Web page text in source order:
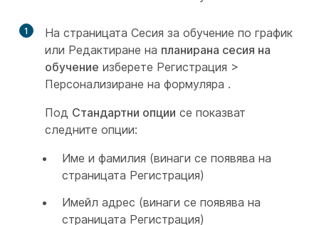
1
На страницата Сесия за обучение по график
или Редактиране на планирана сесия на
обучение изберете Регистрация >
Персонализиране на формуляра .
Под Стандартни опции се показват
следните опции:
Име и фамилия (винаги се появява на
страницата Регистрация)
Имейл адрес (винаги се появява на
страницата Регистрация)